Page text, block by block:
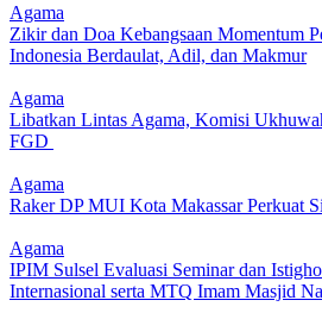
Agama
Zikir dan Doa Kebangsaan Momentum
Indonesia Berdaulat, Adil, dan Makmur
Agama
Libatkan Lintas Agama, Komisi
FGD
Agama
Raker DP MUI Kota Makassar Perkuat
Agama
IPIM Sulsel Evaluasi Seminar dan
Internasional serta MTQ Imam Masjid